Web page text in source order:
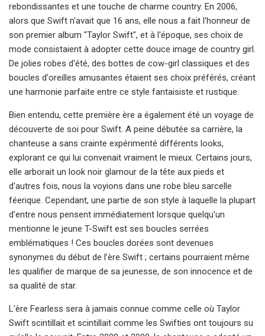
rebondissantes et une touche de charme country. En 2006,
alors que Swift n'avait que 16 ans, elle nous a fait l'honneur de
son premier album "Taylor Swift", et à l'époque, ses choix de
mode consistaient à adopter cette douce image de country girl.
De jolies robes d'été, des bottes de cow-girl classiques et des
boucles d'oreilles amusantes étaient ses choix préférés, créant
une harmonie parfaite entre ce style fantaisiste et rustique.
Bien entendu, cette première ère a également été un voyage de
découverte de soi pour Swift. A peine débutée sa carrière, la
chanteuse a sans crainte expérimenté différents looks,
explorant ce qui lui convenait vraiment le mieux. Certains jours,
elle arborait un look noir glamour de la tête aux pieds et
d'autres fois, nous la voyions dans une robe bleu sarcelle
féerique. Cependant, une partie de son style à laquelle la plupart
d'entre nous pensent immédiatement lorsque quelqu'un
mentionne le jeune T-Swift est ses boucles serrées
emblématiques ! Ces boucles dorées sont devenues
synonymes du début de l’ère Swift ; certains pourraient même
les qualifier de marque de sa jeunesse, de son innocence et de
sa qualité de star.
L'ère Fearless sera à jamais connue comme celle où Taylor
Swift scintillait et scintillait comme les Swifties ont toujours su